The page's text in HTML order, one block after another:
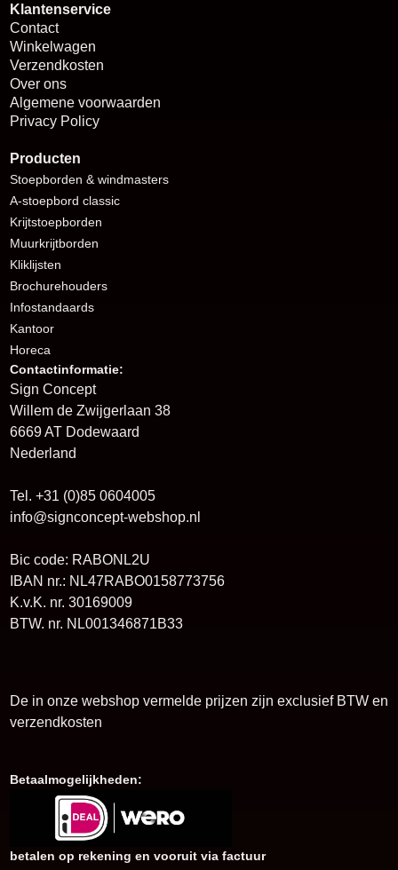
Klantenservice
Contact
Winkelwagen
Verzendkosten
Over ons
Algemene voorwaarden
Privacy Policy
Producten
Stoepborden & windmasters
A-stoepbord classic
Krijtstoepborden
Muurkrijtborden
Kliklijsten
Brochurehouders
Infostandaards
Kantoor
Horeca
Contactinformatie:
Sign Concept
Willem de Zwijgerlaan 38
6669 AT Dodewaard
Nederland
Tel. +31 (0)85 0604005
info@signconcept-webshop.nl
Bic code: RABONL2U
IBAN nr.: NL47RABO0158773756
K.v.K. nr. 30169009
BTW. nr. NL001346871B33
De in onze webshop vermelde prijzen zijn exclusief BTW en
verzendkosten
Betaalmogelijkheden:
betalen op rekening en vooruit via factuur